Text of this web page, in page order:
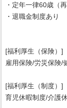
・定年一律60歳（
・退職金制度あり
[福利厚生（保険）]
雇用保険/労災保険/
[福利厚生（制度）]
育児休暇制度/介護